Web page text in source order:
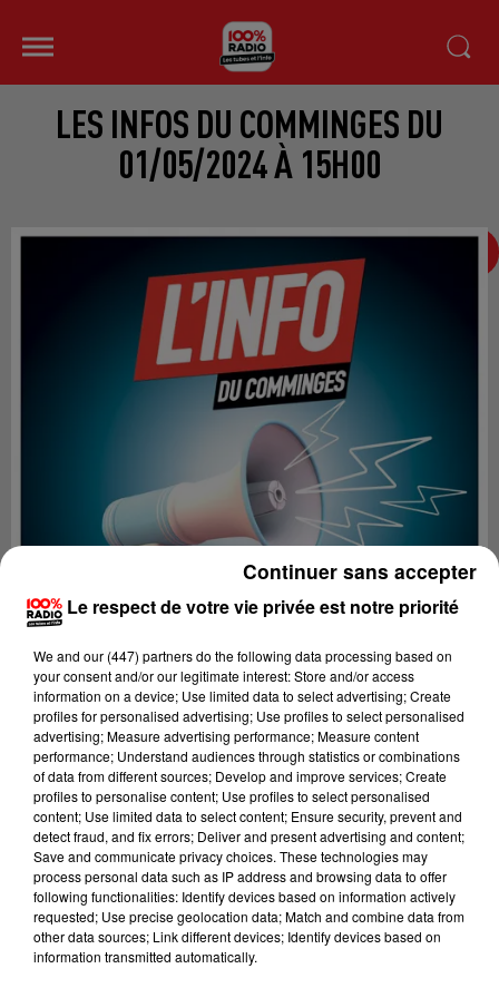
LES INFOS DU COMMINGES DU
01/05/2024 À 15H00
Lecture (2 min 26 sec)
100%
100% Radio les infos du Comminges
Le respect de votre vie privée est notre priorité
We and our (447) partnersdo the following data processing based on
your consent and/or our legitimate interest: Store and/or access
information on a device; Use limited data to select advertising; Create
profiles for personalised advertising; Use profiles to select personalised
advertising; Measure advertising performance; Measure content
performance; Understand audiences through statistics or combinations
of data from different sources; Develop and improve services; Create
profiles to personalise content; Use profiles to select personalised
content; Use limited data to select content; Ensure security, prevent and
detect fraud, and fix errors; Deliver and present advertising and content;
Save and communicate privacy choices. These technologies may
process personal data such as IP address and browsing data to offer
following functionalities: Identify devices based on information actively
requested; Use precise geolocation data; Match and combine data from
other data sources; Link different devices; Identify devices based on
information transmitted automatically.
Continuer sans accepter